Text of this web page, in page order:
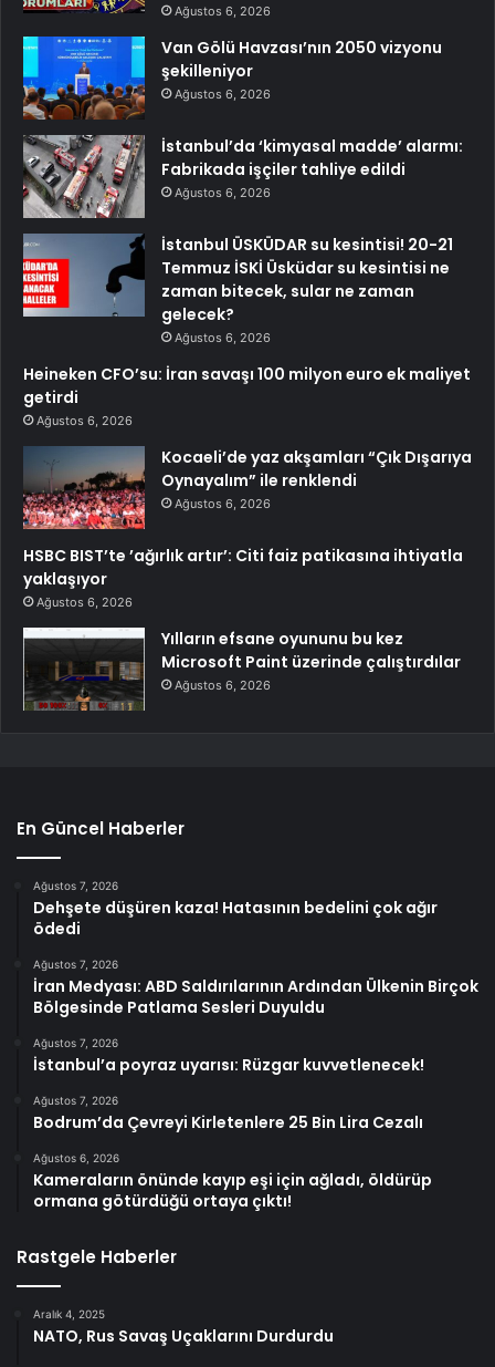
Ağustos 6, 2026
Van Gölü Havzası’nın 2050 vizyonu
şekilleniyor
Ağustos 6, 2026
İstanbul’da ‘kimyasal madde’ alarmı:
Fabrikada işçiler tahliye edildi
Ağustos 6, 2026
İstanbul ÜSKÜDAR su kesintisi! 20-21
Temmuz İSKİ Üsküdar su kesintisi ne
zaman bitecek, sular ne zaman
gelecek?
Ağustos 6, 2026
Heineken CFO’su: İran savaşı 100 milyon euro ek maliyet
getirdi
Ağustos 6, 2026
Kocaeli’de yaz akşamları “Çık Dışarıya
Oynayalım” ile renklendi
Ağustos 6, 2026
HSBC BIST’te ’ağırlık artır’: Citi faiz patikasına ihtiyatla
yaklaşıyor
Ağustos 6, 2026
Yılların efsane oyununu bu kez
Microsoft Paint üzerinde çalıştırdılar
Ağustos 6, 2026
En Güncel Haberler
Ağustos 7, 2026
Dehşete düşüren kaza! Hatasının bedelini çok ağır
ödedi
Ağustos 7, 2026
İran Medyası: ABD Saldırılarının Ardından Ülkenin Birçok
Bölgesinde Patlama Sesleri Duyuldu
Ağustos 7, 2026
İstanbul’a poyraz uyarısı: Rüzgar kuvvetlenecek!
Ağustos 7, 2026
Bodrum’da Çevreyi Kirletenlere 25 Bin Lira Cezalı
Ağustos 6, 2026
Kameraların önünde kayıp eşi için ağladı, öldürüp
ormana götürdüğü ortaya çıktı!
Rastgele Haberler
Aralık 4, 2025
NATO, Rus Savaş Uçaklarını Durdurdu